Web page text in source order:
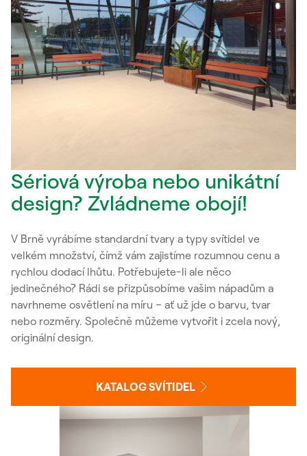
Sériová výroba nebo unikátní
design? Zvládneme obojí!
V Brně vyrábíme standardní tvary a typy svítidel ve
velkém množství, čímž vám zajistíme rozumnou cenu a
rychlou dodací lhůtu. Potřebujete-li ale něco
jedinečného? Rádi se přizpůsobíme vašim nápadům a
navrhneme osvětlení na míru – ať už jde o barvu, tvar
nebo rozměry. Společně můžeme vytvořit i zcela nový,
originální design.
KATALOG SVÍTIDEL